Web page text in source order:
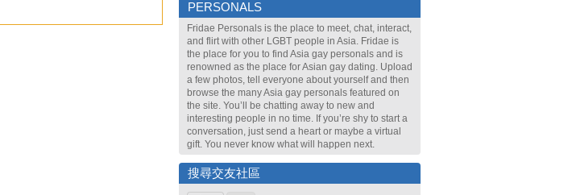
PERSONALS
Fridae Personals is the place to meet, chat, interact,
and flirt with other LGBT people in Asia. Fridae is
the place for you to find Asia gay personals and is
renowned as the place for Asian gay dating. Upload
a few photos, tell everyone about yourself and then
browse the many Asia gay personals featured on
the site. You’ll be chatting away to new and
interesting people in no time. If you’re shy to start a
conversation, just send a heart or maybe a virtual
gift. You never know what will happen next.
搜尋交友社區